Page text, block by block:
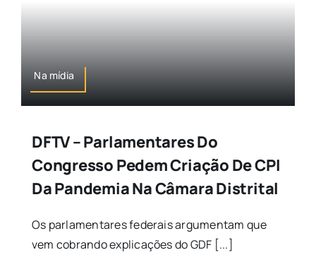
Na mídia
DFTV – Parlamentares Do
Congresso Pedem Criação De CPI
Da Pandemia Na Câmara Distrital
Os parlamentares federais argumentam que
vem cobrando explicações do GDF [...]